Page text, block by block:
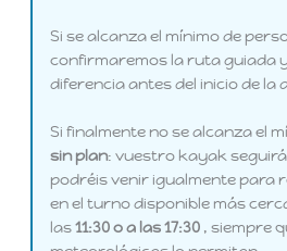
Si se alcanza el mínimo de
confirmaremos la ruta guiada
diferencia antes del inicio de la
Si finalmente no se alcanza el
sin plan: vuestro kayak
podréis venir igualmente para
en el turno disponible más
las11:30 o a las 17:30 , siempre